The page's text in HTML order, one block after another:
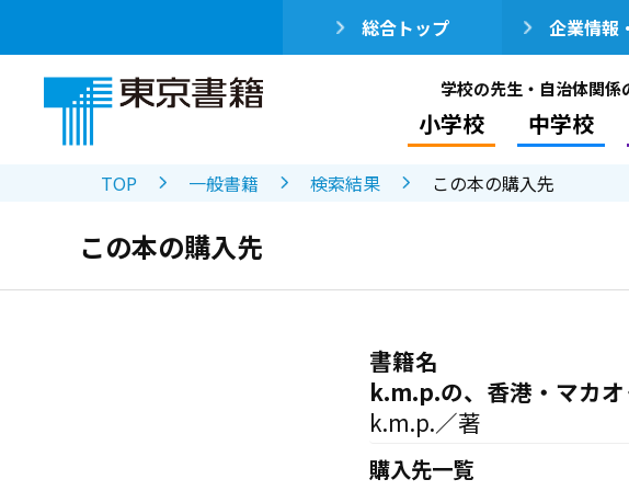
総合トップ 企業情報
学校の先生・自治体関係
小学校 中学校
TOP 一般書籍 検索結果 この本の購入先
この本の購入先
書籍名
k.m.p.の、香港・マカオ
k.m.p.／著
購入先一覧